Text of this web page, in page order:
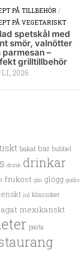
PÅ TILLBEHÖR/
PÅ VEGETARISKT
spetskål med
smör, valnötter
parmesan –
grilltillbehör
2026
bakat bar bubbel
drink drinkar
frukost gin glögg godis
jul klassiker
mexikanskt
pasta